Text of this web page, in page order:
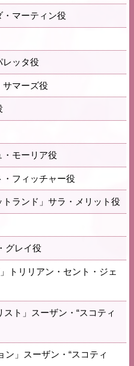
・マーティン役
レッタ役
サマーズ役
・モーリア役
・フィッチャー役
トランド」サラ・メリット役
グレイ役
トリリアン・セント・ジェ
スト」スーザン・“スコティ
ン」スーザン・“スコティ